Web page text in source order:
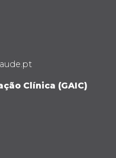
Clínica (GAIC)